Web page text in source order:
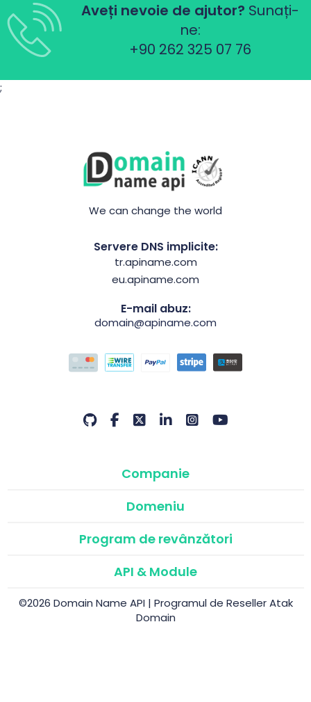
Aveți nevoie de ajutor? Sunați-
ne:
+90 262 325 07 76
;
We can change the world
Servere DNS implicite:
tr.apiname.com
eu.apiname.com
E-mail abuz:
domain@apiname.com
Companie
Domeniu
Program de revânzători
API & Module
©2026 Domain Name API | Programul de Reseller Atak
Domain